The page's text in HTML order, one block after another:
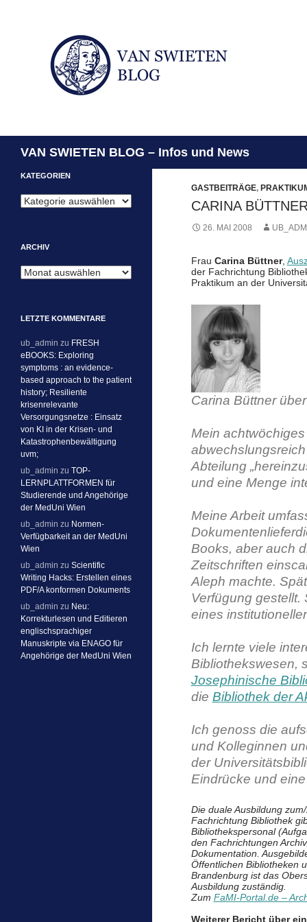
VAN SWIETEN BLOG – Infos und News
GASTBEITRÄGE,
CARINA
26. MAI 2008
Frau Carina Büttner,
der Fachrichtung
Praktikum an der
Carina Büttner
Mein
Abteilung
und eine Menge
Meine Arbeit
Books, aber auch
Zeitschriften
Aleph machte.
Verfügung gestellt.
eines
Ich lernte viele
Bibliothekswesen,
Josephinische
die Bibliothek der
Ich genoss die
und Kolleginnen
der
Eindrücke und
Die duale Ausbildung
Fachrichtung Bibliothek
Bibliothekspersonal
den Fachrichtungen
Dokumentation.
Öffentlichen Bibliotheken
Brandenburg ist das
Ausbildung zuständig.
Zum FaMI-Portal.de –
Weiterer Bericht über
KATEGORIEN
Kategorien
ARCHIV
Archiv
LETZTE KOMMENTARE
ub_admin zu FRESH
eBOOKS: Exploring
symptoms : an evidence-
based approach to the patient
history; Resiliente
krisenrelevante
Versorgungsnetze : Einsatz
von KI in der Krisen- und
Katastrophenbewältigung
uvm;
ub_admin zu TOP-
LERNPLATTFORMEN für
Studierende und Angehörige
der MedUni Wien
ub_admin zu Normen-
Verfügbarkeit an der MedUni
Wien
ub_admin zu Scientific
Writing Hacks: Erstellen eines
PDF/A konformen Dokuments
ub_admin zu Neu:
Korrekturlesen und Editieren
englischsprachiger
Manuskripte via ENAGO für
Angehörige der MedUni Wien